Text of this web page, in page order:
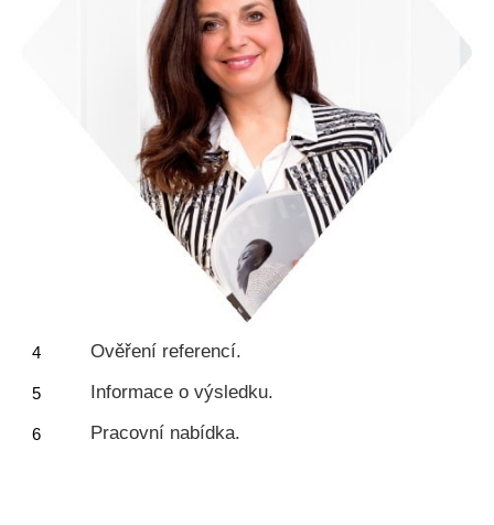
Ověření referencí.
Informace o výsledku.
Pracovní nabídka.